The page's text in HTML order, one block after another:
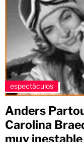
espectáculos
Anders
Carolina
muy